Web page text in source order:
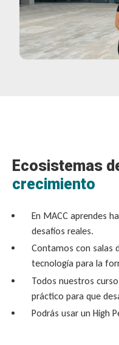
Ecosistemas
crecimiento
En MACC aprendes
desafíos reales.
Contamos con salas
tecnología para la
Todos nuestros
práctico para que
Podrás usar un High